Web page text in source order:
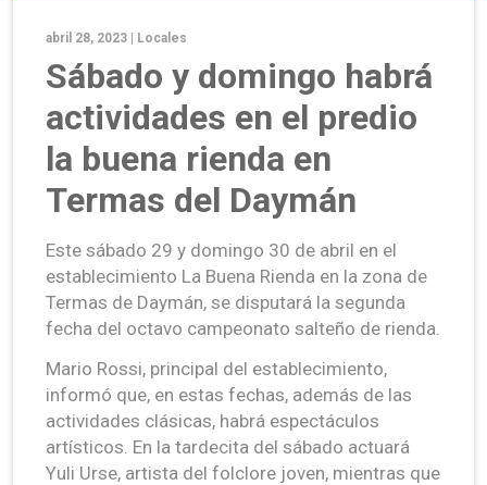
abril 28, 2023 | Locales
Sábado y domingo habrá
actividades en el predio
la buena rienda en
Termas del Daymán
Este sábado 29 y domingo 30 de abril en el
establecimiento La Buena Rienda en la zona de
Termas de Daymán, se disputará la segunda
fecha del octavo campeonato salteño de rienda.
Mario Rossi, principal del establecimiento,
informó que, en estas fechas, además de las
actividades clásicas, habrá espectáculos
artísticos. En la tardecita del sábado actuará
Yuli Urse, artista del folclore joven, mientras que